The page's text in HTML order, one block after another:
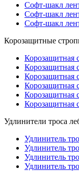
Софт-шакл
Софт-шакл
Софт-шакл
Корозащитные
Корозащитная
Корозащитная
Корозащитная
Корозащитная
Корозащитная
Корозащитная
Удлинители троса
Удлинитель
Удлинитель
Удлинитель
Удлинитель